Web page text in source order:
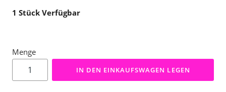
1 Stück Verfügbar
Menge
IN DEN EINKAUFSWAGEN LEGEN